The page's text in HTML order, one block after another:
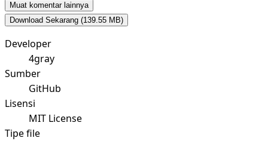
Muat komentar lainnya
Download Sekarang (139.55 MB)
Developer
4gray
Sumber
GitHub
Lisensi
MIT License
Tipe file